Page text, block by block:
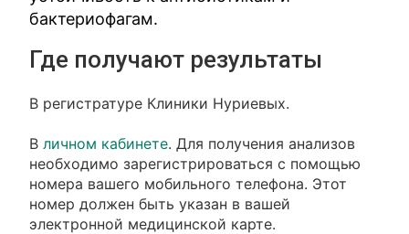
бактериофагам.
Где получают результаты
В регистратуре Клиники Нуриевых.
Вличном кабинете. Для получения анализов
необходимо зарегистрироваться с помощью
номера вашего мобильного телефона. Этот
номер должен быть указан в вашей
электронной медицинской карте.